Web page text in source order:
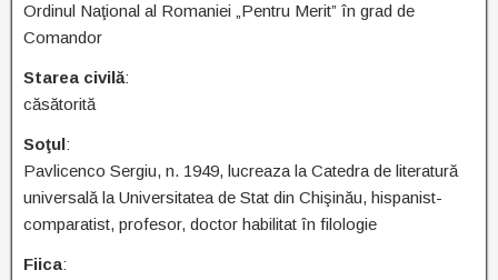
Ordinul Naţional al Romaniei „Pentru Merit” în grad de
Comandor
Starea civilă:
căsătorită
Soţul:
Pavlicenco Sergiu, n. 1949, lucreaza la Catedra de literatură
universală la Universitatea de Stat din Chişinău, hispanist-
comparatist, profesor, doctor habilitat în filologie
Fiica: